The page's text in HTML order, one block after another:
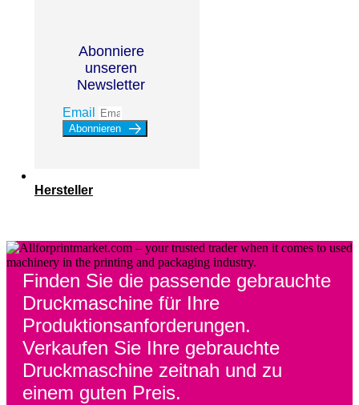
Abonniere
unseren
Newsletter
Email
Abonnieren
Hersteller
Finden Sie die passende gebrauchte
Druckmaschine für Ihre
Produktionsanforderungen.
Verkaufen Sie Ihre gebrauchte
Druckmaschine zeitnah und zu
einem guten Preis.